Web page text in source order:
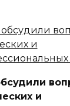
и